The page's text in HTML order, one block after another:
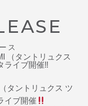
ス
タントリュクス ツ
イブ開催